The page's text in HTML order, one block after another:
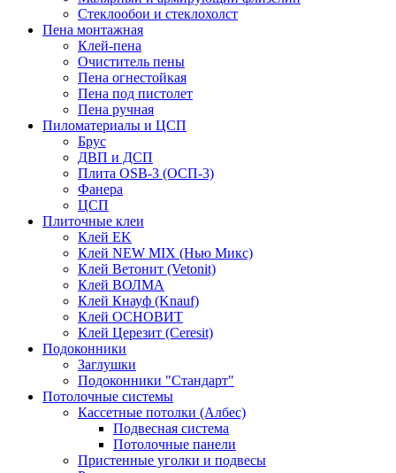
Стеклообои и стеклохолст
Пена монтажная
Клей-пена
Очиститель пены
Пена огнестойкая
Пена под пистолет
Пена ручная
Пиломатериалы и ЦСП
Брус
ДВП и ДСП
Плита OSB-3 (ОСП-3)
Фанера
ЦСП
Плиточные клеи
Клей EK
Клей NEW MIX (Нью Микс)
Клей Ветонит (Vetonit)
Клей ВОЛМА
Клей Кнауф (Knauf)
Клей ОСНОВИТ
Клей Церезит (Ceresit)
Подоконники
Заглушки
Подоконники "Стандарт"
Потолочные системы
Кассетные потолки (Албес)
Подвесная система
Потолочные панели
Пристенные уголки и подвесы